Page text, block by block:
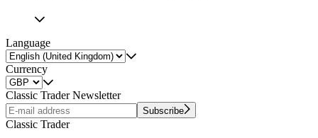
Language
Currency
Classic Trader Newsletter
Subscribe
Classic Trader